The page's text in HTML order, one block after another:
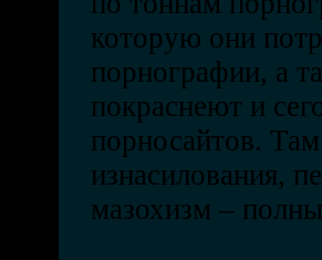
которую они
порнографии, а
покраснеют и
порносайтов.
изнасилования,
мазохизм –